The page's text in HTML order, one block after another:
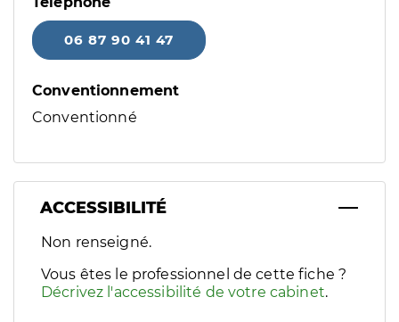
06 87 90 41 47
Conventionnement
Conventionné
ACCESSIBILITÉ
Filtres
Sélectionnez un ou plusieurs handicaps/besoins
Non renseigné.
Vous êtes le professionnel de cette fiche ?
Décrivez l'accessibilité de votre cabinet.